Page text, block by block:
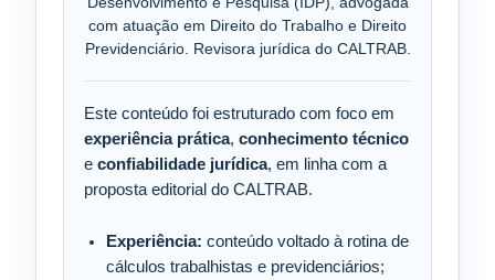
com atuação em Direito do Trabalho e Direito
Previdenciário. Revisora jurídica do CALTRAB.
Este conteúdo foi estruturado com foco em
experiência prática,conhecimento técnico
econfiabilidade jurídica, em linha com a
proposta editorial do CALTRAB.
Experiência: conteúdo voltado à rotina de
cálculos trabalhistas e previdenciários;